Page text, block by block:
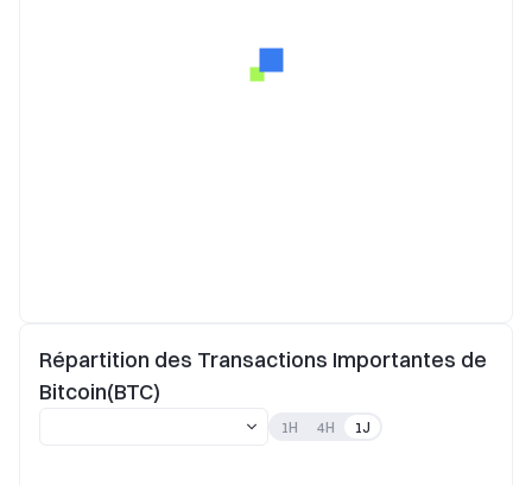
Répartition des Transactions Importantes de
Bitcoin(BTC)
1H 4H 1J